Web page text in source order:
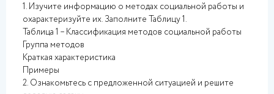
1. Изучите информацию о методах социальной работы и
охарактеризуйте их. Заполните Таблицу 1.
Таблица 1 – Классификация методов социальной работы
Группа методов
Краткая характеристика
Примеры
2. Ознакомьтесь с предложенной ситуацией и решите